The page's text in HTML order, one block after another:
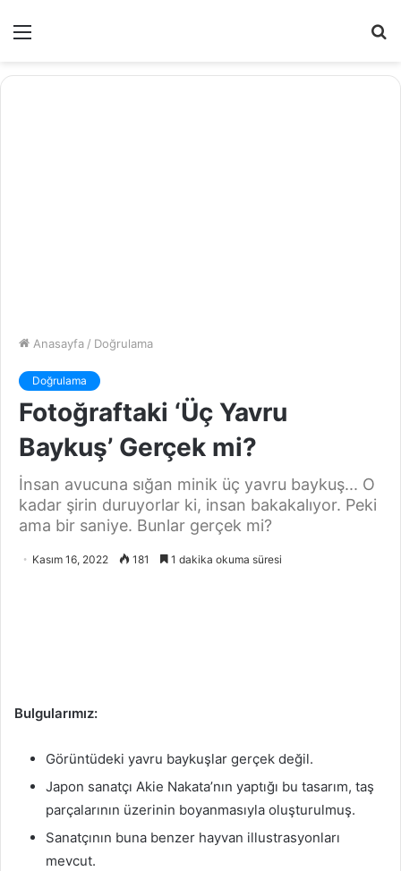
Menü
Anasayfa / Doğrulama
Doğrulama
Fotoğraftaki ‘Üç Yavru
Baykuş’ Gerçek mi?
İnsan avucuna sığan minik üç yavru baykuş... O
kadar şirin duruyorlar ki, insan bakakalıyor. Peki
ama bir saniye. Bunlar gerçek mi?
Kasım 16, 2022 181 1 dakika okuma süresi
Bulgularımız:
Görüntüdeki yavru baykuşlar gerçek değil.
Japon sanatçı Akie Nakata’nın yaptığı bu tasarım, taş
parçalarının üzerinin boyanmasıyla oluşturulmuş.
Sanatçının buna benzer hayvan illustrasyonları
mevcut.